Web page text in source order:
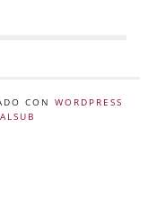
CON WORDPRESS